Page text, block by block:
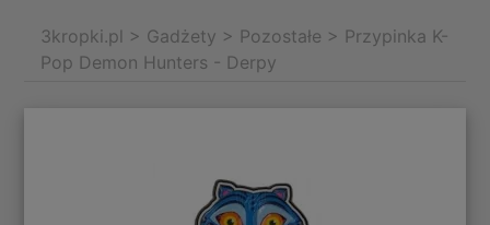
3kropki.pl > Gadżety > Pozostałe > Przypinka K-
Pop Demon Hunters - Derpy